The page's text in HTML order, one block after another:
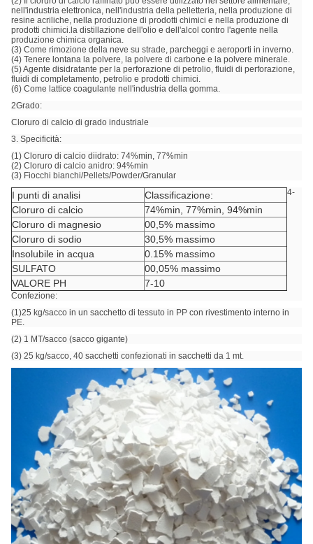
nell'industria elettronica, nell'industria della pelletteria, nella produzione di
resine acriliche, nella produzione di prodotti chimici e nella produzione di
prodotti chimici.la distillazione dell'olio e dell'alcol contro l'agente nella
produzione chimica organica.
(3) Come rimozione della neve su strade, parcheggi e aeroporti in inverno.
(4) Tenere lontana la polvere, la polvere di carbone e la polvere minerale.
(5) Agente disidratante per la perforazione di petrolio, fluidi di perforazione,
fluidi di completamento, petrolio e prodotti chimici.
(6) Come lattice coagulante nell'industria della gomma.
2Grado:
Cloruro di calcio di grado industriale
3. Specificità:
(1) Cloruro di calcio diidrato: 74%min, 77%min
(2) Cloruro di calcio anidro: 94%min
(3) Fiocchi bianchi/Pellets/Powder/Granular
I punti di analisi
Classificazione:
Cloruro di calcio
74%min, 77%min, 94%min
Cloruro di magnesio
00,5% massimo
Cloruro di sodio
30,5% massimo
Insolubile in acqua
0.15% massimo
SULFATO
00,05% massimo
VALORE PH
7-10
4-
Confezione:
(1)25 kg/sacco in un sacchetto di tessuto in PP con rivestimento interno in
PE.
(2) 1 MT/sacco (sacco gigante)
(3) 25 kg/sacco, 40 sacchetti confezionati in sacchetti da 1 mt.